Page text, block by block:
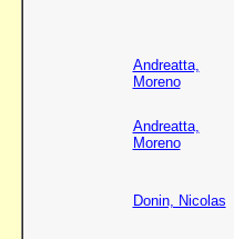
Andreatta,
Moreno
Andreatta,
Moreno
Donin, Nicolas